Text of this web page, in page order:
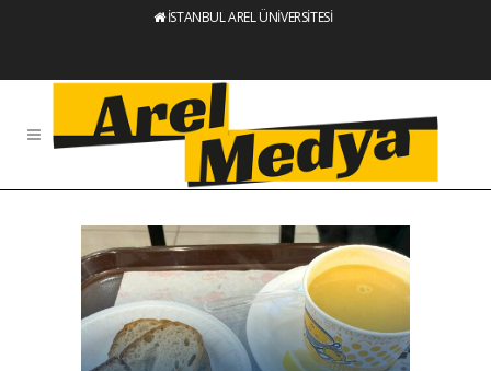
İSTANBUL AREL ÜNİVERSİTESİ